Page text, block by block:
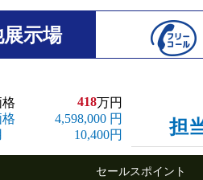
示場
418万円
4,598,000 円
10,400円 担
セールスポイント